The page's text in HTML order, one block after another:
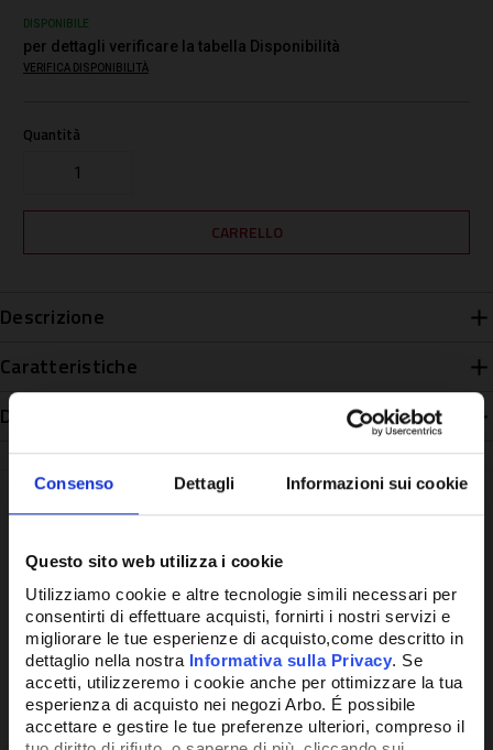
Consenso Dettagli Informazioni sui cookie
Questo sito web utilizza i cookie
Utilizziamo cookie e altre tecnologie simili necessari per
consentirti di effettuare acquisti, fornirti i nostri servizi e
migliorare le tue esperienze di acquisto,come descritto in
dettaglio nella nostra Informativa sulla Privacy. Se
accetti, utilizzeremo i cookie anche per ottimizzare la tua
esperienza di acquisto nei negozi Arbo. É possibile
accettare e gestire le tue preferenze ulteriori, compreso il
DISPONIBILE
per dettagli verificare la tabella Disponibilità
VERIFICA DISPONIBILITÀ
Quantità
Descrizione
Caratteristiche
Disponibilità
Potrebbe anche interessarti